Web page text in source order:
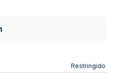
Restringido